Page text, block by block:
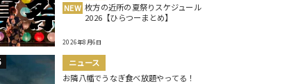
NEW 枚方の近所の夏祭りスケジュール
2026【ひらつーまとめ】
2026年8月6日
ニュース
お隣八幡でうなぎ食べ放題やってる！